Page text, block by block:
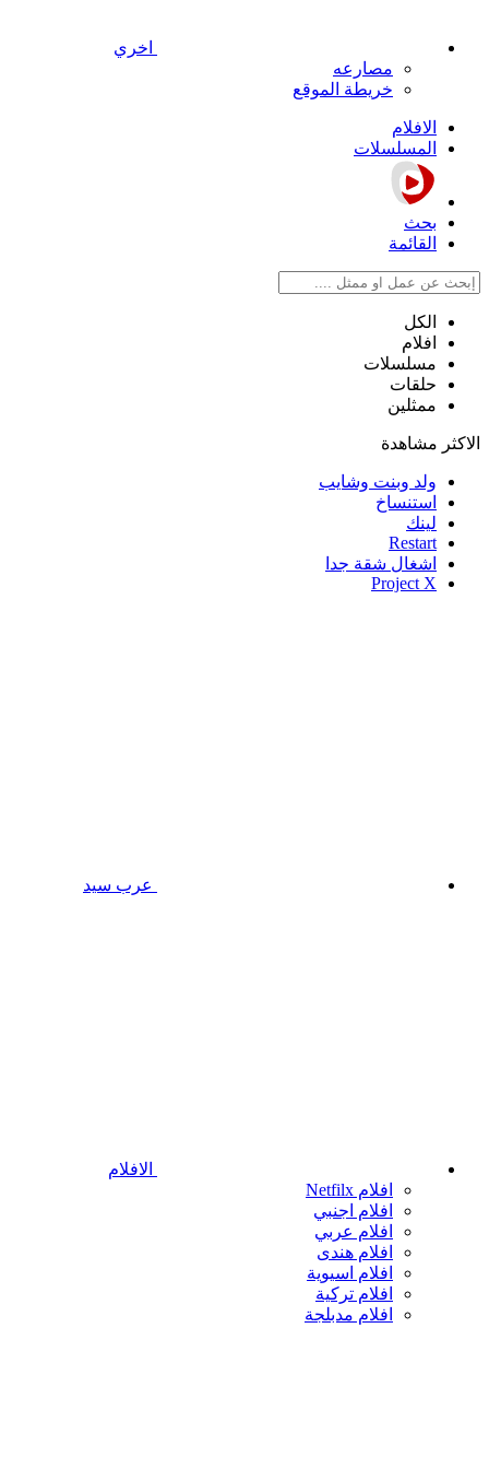
اخري
مصارعه
خريطة الموقع
الافلام
المسلسلات
بحث
القائمة
الكل
افلام
مسلسلات
حلقات
ممثلين
الاكثر مشاهدة
ولد وبنت وشايب
استنساخ
لينك
Restart
اشغال شقة جدا
Project X
عرب سيد
الافلام
افلام Netfilx
افلام اجنبي
افلام عربي
افلام هندى
افلام اسيوية
افلام تركية
افلام مدبلجة